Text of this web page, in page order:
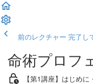
前のレクチャー 完了し
命術プロフ
【第1講座】はじめ